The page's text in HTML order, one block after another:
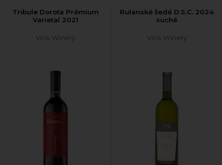
Tribule Dorota Prémium
Varietal 2021
Vins Winery
Rulanské šedé D.S.C. 2024
suché
Vins Winery